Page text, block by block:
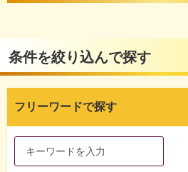
条件を絞り込んで探す
フリーワードで探す